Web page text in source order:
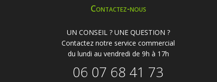
Contactez-nous
UN CONSEIL ? UNE QUESTION ?
Contactez notre service commercial
du lundi au vendredi de 9h à 17h
06 07 68 41 73